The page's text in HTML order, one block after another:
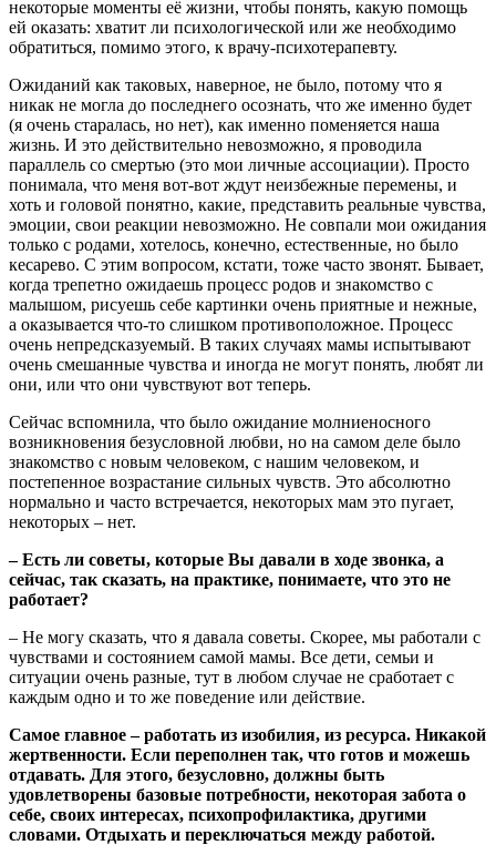
некоторые моменты её жизни, чтобы понять, какую помощь
ей оказать: хватит ли психологической или же необходимо
обратиться, помимо этого, к врачу-психотерапевту.
Ожиданий как таковых, наверное, не было, потому что я
никак не могла до последнего осознать, что же именно будет
(я очень старалась, но нет), как именно поменяется наша
жизнь. И это действительно невозможно, я проводила
параллель со смертью (это мои личные ассоциации). Просто
понимала, что меня вот-вот ждут неизбежные перемены, и
хоть и головой понятно, какие, представить реальные чувства,
эмоции, свои реакции невозможно. Не совпали мои ожидания
только с родами, хотелось, конечно, естественные, но было
кесарево. С этим вопросом, кстати, тоже часто звонят. Бывает,
когда трепетно ожидаешь процесс родов и знакомство с
малышом, рисуешь себе картинки очень приятные и нежные,
а оказывается что-то слишком противоположное. Процесс
очень непредсказуемый. В таких случаях мамы испытывают
очень смешанные чувства и иногда не могут понять, любят ли
они, или что они чувствуют вот теперь.
Сейчас вспомнила, что было ожидание молниеносного
возникновения безусловной любви, но на самом деле было
знакомство с новым человеком, с нашим человеком, и
постепенное возрастание сильных чувств. Это абсолютно
нормально и часто встречается, некоторых мам это пугает,
некоторых – нет.
– Есть ли советы, которые Вы давали в ходе звонка, а
сейчас, так сказать, на практике, понимаете, что это не
работает?
– Не могу сказать, что я давала советы. Скорее, мы работали с
чувствами и состоянием самой мамы. Все дети, семьи и
ситуации очень разные, тут в любом случае не сработает с
каждым одно и то же поведение или действие.
Самое главное – работать из изобилия, из ресурса. Никакой
жертвенности. Если переполнен так, что готов и можешь
отдавать. Для этого, безусловно, должны быть
удовлетворены базовые потребности, некоторая забота о
себе, своих интересах, психопрофилактика, другими
словами. Отдыхать и переключаться между работой.